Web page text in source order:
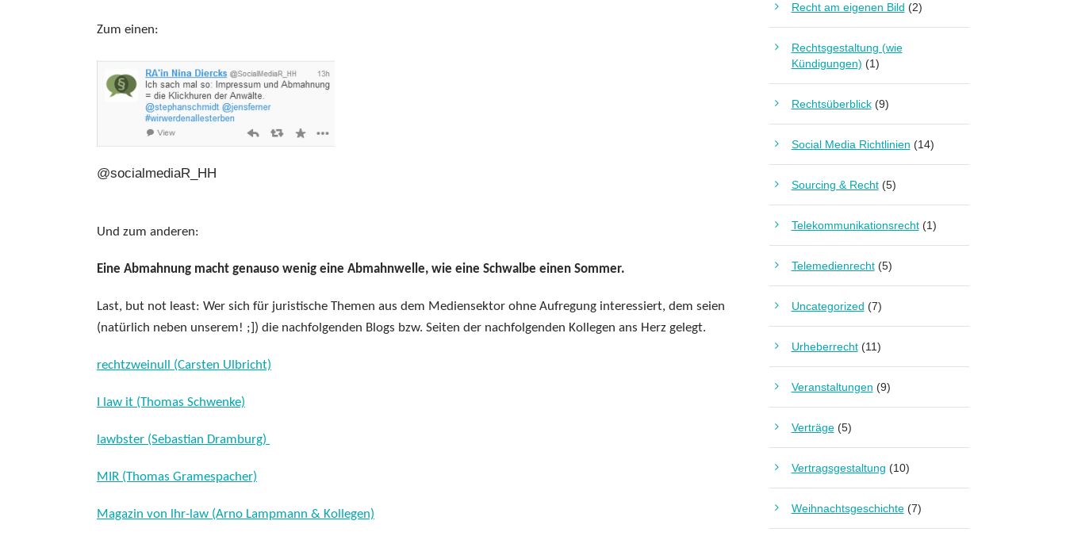
Zum einen:
@socialmediaR_HH
Und zum anderen:
Eine Abmahnung macht genauso wenig eine Abmahnwelle, wie eine Schwalbe einen Sommer.
Last, but not least: Wer sich für juristische Themen aus dem Mediensektor ohne Aufregung interessiert, dem seien
(natürlich neben unserem! ;]) die nachfolgenden Blogs bzw. Seiten der nachfolgenden Kollegen ans Herz gelegt.
rechtzweinull (Carsten Ulbricht)
I law it (Thomas Schwenke)
lawbster (Sebastian Dramburg)
MIR (Thomas Gramespacher)
Magazin von lhr-law (Arno Lampmann & Kollegen)
Recht am eigenen Bild (2)
Rechtsgestaltung (wie
Kündigungen) (1)
Rechtsüberblick(9)
Social Media Richtlinien (14)
Sourcing & Recht(5)
Telekommunikationsrecht(1)
Telemedienrecht(5)
Uncategorized (7)
Urheberrecht(11)
Veranstaltungen (9)
Verträge(5)
Vertragsgestaltung (10)
Weihnachtsgeschichte(7)